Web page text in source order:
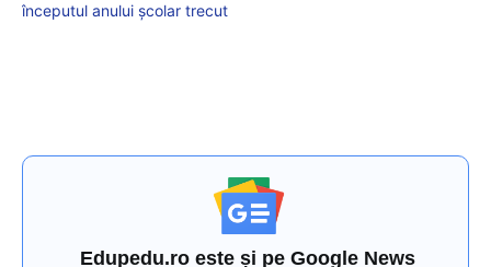
începutul anului școlar trecut
Edupedu.ro este și pe Google News